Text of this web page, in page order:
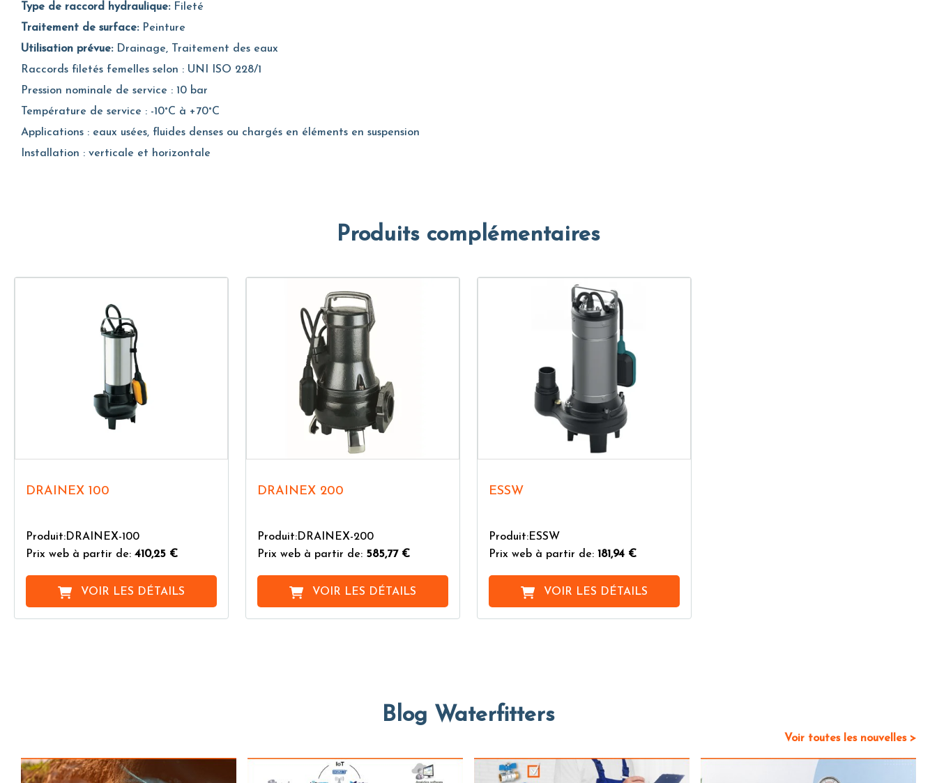
Type de raccord hydraulique: Fileté
Traitement de surface: Peinture
Utilisation prévue: Drainage, Traitement des eaux
Raccords filetés femelles selon : UNI ISO 228/1
Pression nominale de service : 10 bar
Température de service : -10°C à +70°C
Applications : eaux usées, fluides denses ou chargés en éléments en suspension
Installation : verticale et horizontale
Produits complémentaires
DRAINEX 100
Produit:DRAINEX-100
Prix web à partir de: 410,25 €
VOIR LES DÉTAILS
DRAINEX 200
Produit:DRAINEX-200
Prix web à partir de: 585,77 €
VOIR LES DÉTAILS
ESSW
Produit:ESSW
Prix web à partir de: 181,94 €
VOIR LES DÉTAILS
Blog Waterfitters
Voir toutes les nouvelles >